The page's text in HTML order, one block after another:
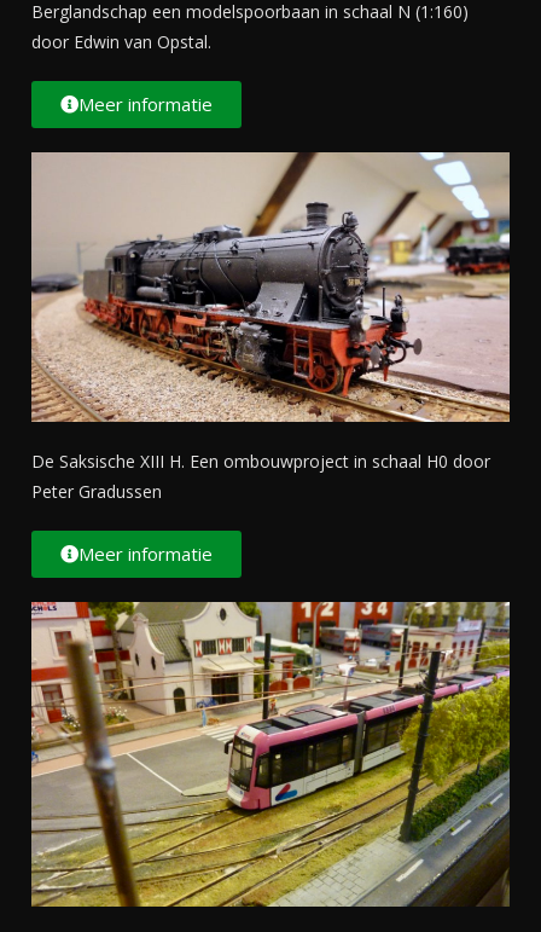
Berglandschap een modelspoorbaan in schaal N (1:160)
door Edwin van Opstal.
Meer informatie
De Saksische XIII H. Een ombouwproject in schaal H0 door
Peter Gradussen
Meer informatie